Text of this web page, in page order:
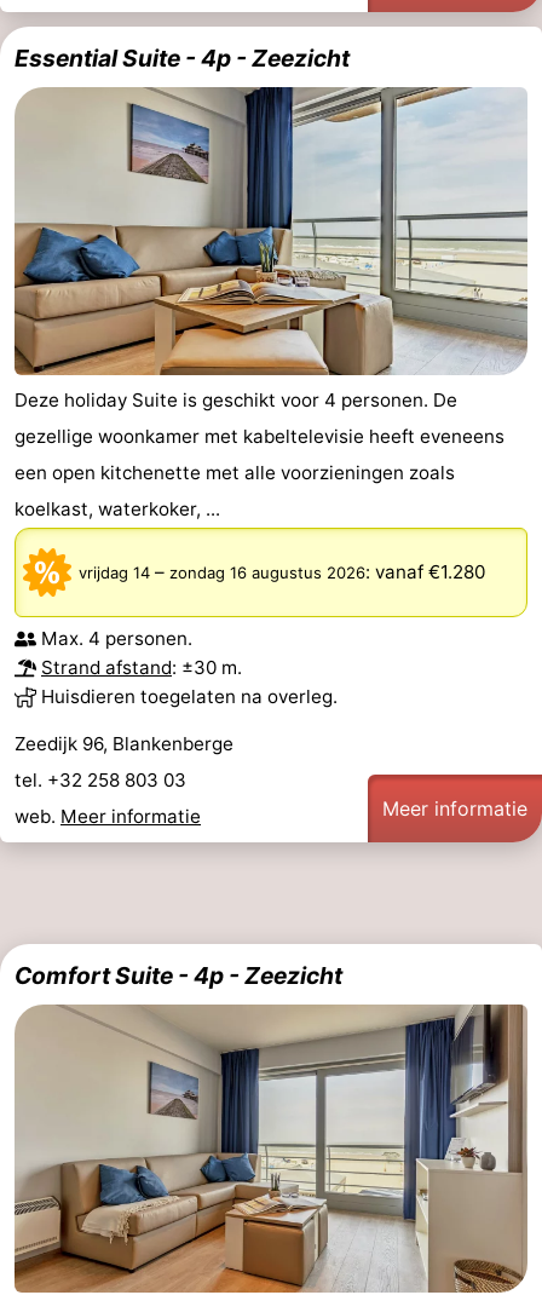
Uitkijkpunten
Attracties
-
Boerderijen
-
Speeltuinen
-
Binnenspeeltuinen
-
Bowlen
-
Minigolfbanen
Wellness
centra
Dorpen
&
Steden
Natuur
Sporten
-
Zwembaden
-
Wandelen
-
en
drinken
Evenementen
Praktisch
-
Parkeren
-
Essential Suite - 4p - Zeezicht
Deze holiday Suite is geschikt voor 4 personen. De
gezellige woonkamer met kabeltelevisie heeft eveneens
een open kitchenette met alle voorzieningen zoals
koelkast, waterkoker, ...
vrijdag 14 – zondag 16 augustus 2026: vanaf €1.280
Max. 4 personen.
Strand afstand: ±30 m.
Huisdieren toegelaten na overleg.
Zeedijk 96, Blankenberge
tel. +32 258 803 03
web. Meer informatie Meer informatie
Comfort Suite - 4p - Zeezicht